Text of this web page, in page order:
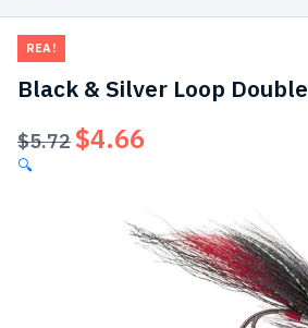
REA!
Black & Silver Loop Double
$5.72 Det
$5.72.
$4.66Det
$4.66.
🔍